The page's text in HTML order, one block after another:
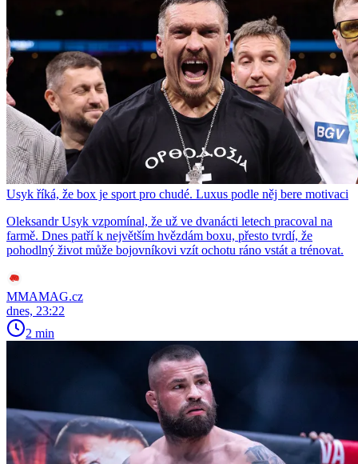
Usyk říká, že box je sport pro chudé. Luxus podle něj bere motivaci
Oleksandr Usyk vzpomínal, že už ve dvanácti letech pracoval na
farmě. Dnes patří k největším hvězdám boxu, přesto tvrdí, že
pohodlný život může bojovníkovi vzít ochotu ráno vstát a trénovat.
MMAMAG.cz
dnes, 23:22
2 min